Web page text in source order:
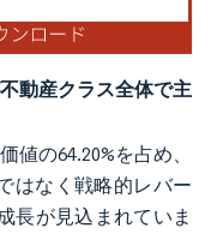
動産クラス全体で主
値の64.20%を占め、
はなく戦略的レバー
長が見込まれていま